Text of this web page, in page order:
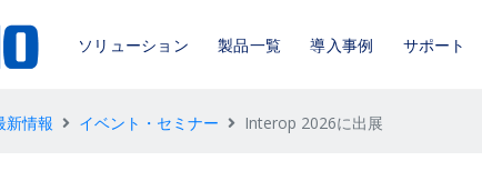
ソリューション 製品一覧 導入事例 サポート
新情報 イベント・セミナー Interop 2026に出展